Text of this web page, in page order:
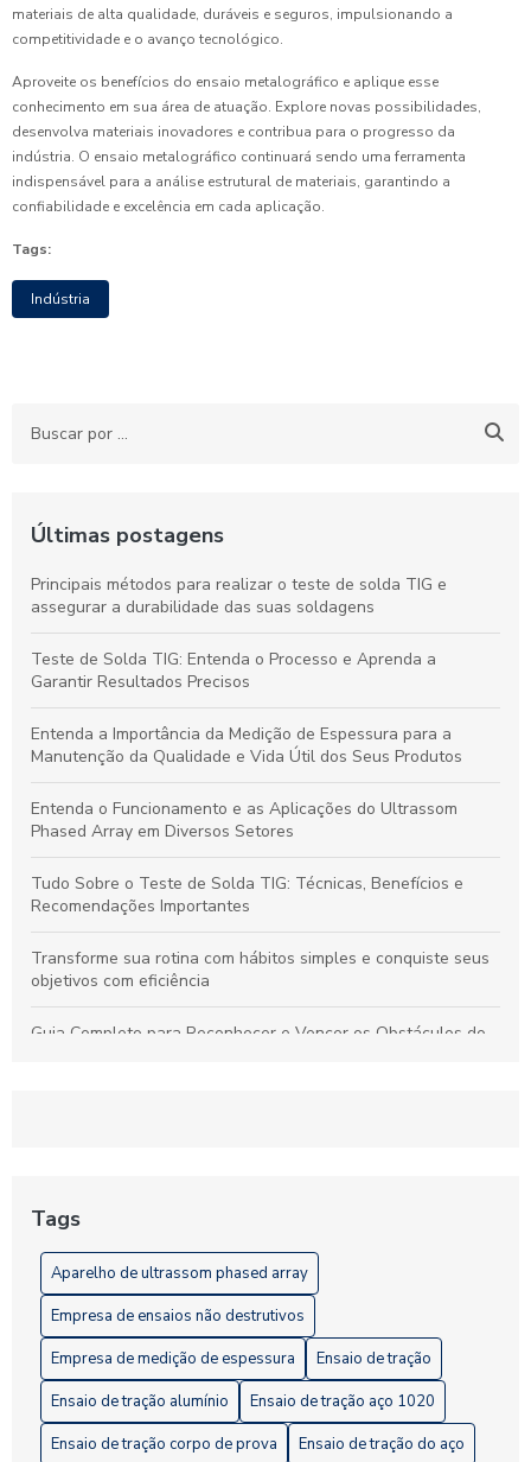
materiais de alta qualidade, duráveis e seguros, impulsionando a
competitividade e o avanço tecnológico.
Aproveite os benefícios do ensaio metalográfico e aplique esse
conhecimento em sua área de atuação. Explore novas possibilidades,
desenvolva materiais inovadores e contribua para o progresso da
indústria. O ensaio metalográfico continuará sendo uma ferramenta
indispensável para a análise estrutural de materiais, garantindo a
confiabilidade e excelência em cada aplicação.
Tags:
Indústria
Últimas postagens
Principais métodos para realizar o teste de solda TIG e
assegurar a durabilidade das suas soldagens
Teste de Solda TIG: Entenda o Processo e Aprenda a
Garantir Resultados Precisos
Entenda a Importância da Medição de Espessura para a
Manutenção da Qualidade e Vida Útil dos Seus Produtos
Entenda o Funcionamento e as Aplicações do Ultrassom
Phased Array em Diversos Setores
Tudo Sobre o Teste de Solda TIG: Técnicas, Benefícios e
Recomendações Importantes
Transforme sua rotina com hábitos simples e conquiste seus
objetivos com eficiência
Guia Completo para Reconhecer e Vencer os Obstáculos do
Estanqueidade para a Segurança Industrial
Ensaios Destrutivos: Fundamental para Garantir a Qualidade
na Indústria
Tags
Aparelho de ultrassom phased array
Empresa de ensaios não destrutivos
Empresa de medição de espessura
Ensaio de tração
Ensaio de tração alumínio
Ensaio de tração aço 1020
Ensaio de tração corpo de prova
Ensaio de tração do aço